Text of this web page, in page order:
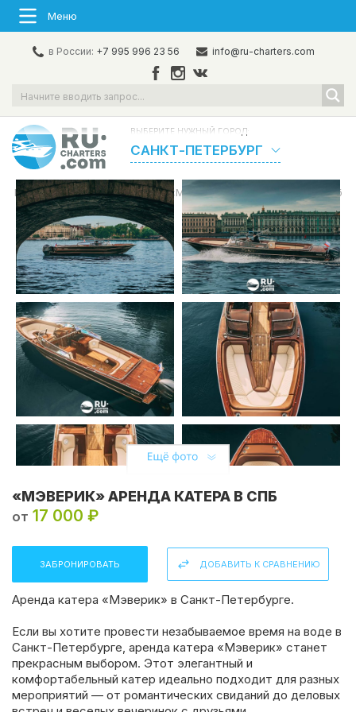
Меню
в России: +7 995 996 23 56 info@ru-charters.com
ВЫБЕРИТЕ НУЖНЫЙ ГОРОД:
САНКТ-ПЕТЕРБУРГ
Главная / Флот / Катера / «Мэверик» Аренда катера в СПб
«МЭВЕРИК» АРЕНДА КАТЕРА В СПБ
от 17 000 ₽
ЗАБРОНИРОВАТЬ ДОБАВИТЬ К СРАВНЕНИЮ
Аренда катера «Мэверик» в Санкт-Петербурге.
Если вы хотите провести незабываемое время на воде в
Санкт-Петербурге, аренда катера «Мэверик» станет
прекрасным выбором. Этот элегантный и
комфортабельный катер идеально подходит для разных
мероприятий — от романтических свиданий до деловых